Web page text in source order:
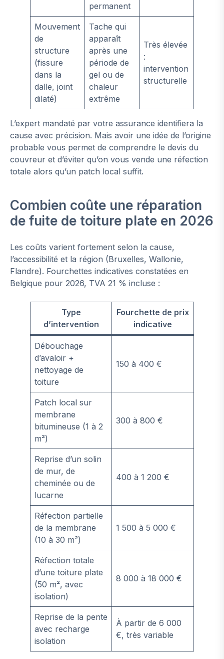
permanent
Mouvement
de
structure
(fissure
dans la
dalle, joint
dilaté)
Tache qui
apparaît
après une
période de
gel ou de
chaleur
extrême
Très élevée
:
intervention
structurelle
L’expert mandaté par votre assurance identifiera la
cause avec précision. Mais avoir une idée de l’origine
probable vous permet de comprendre le devis du
couvreur et d’éviter qu’on vous vende une réfection
totale alors qu’un patch local suffit.
Combien coûte une réparation
de fuite de toiture plate en 2026
Les coûts varient fortement selon la cause,
l’accessibilité et la région (Bruxelles, Wallonie,
Flandre). Fourchettes indicatives constatées en
Belgique pour 2026, TVA 21 % incluse :
Type
d’intervention
Fourchette de prix
indicative
Débouchage
d’avaloir +
nettoyage de
toiture
150 à 400 €
Patch local sur
membrane
bitumineuse (1 à 2
m²)
300 à 800 €
Reprise d’un solin
de mur, de
cheminée ou de
lucarne
400 à 1 200 €
Réfection partielle
de la membrane
(10 à 30 m²)
1 500 à 5 000 €
Réfection totale
d’une toiture plate
(50 m², avec
isolation)
8 000 à 18 000 €
Reprise de la pente
avec recharge
isolation
À partir de 6 000
€, très variable